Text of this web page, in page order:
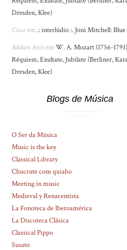
Dresden, Klee)
Ciscoem .: interlúdio :. Joni Mitchell: Blue
Adilson AssisemW. A. Mozart (1756-
Réquiem, Exultate, Jubilate (Berliner,
Dresden, Klee)
Blogs de Música
O Ser da Música
Music is the key
Classical Library
Chucrute com quiabo
Meeting in music
Medieval y Renacentista
La Fonoteca de Iberoamérica
La Discoteca Clásica
Classical Pippo
Susato